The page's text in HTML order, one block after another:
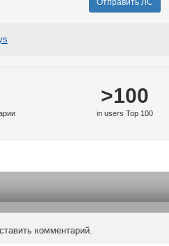
Отправить ЛС
>100
in users Top 100
комментарий.